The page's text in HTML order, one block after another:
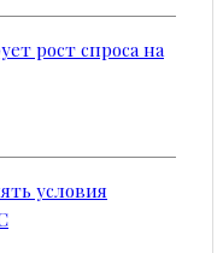
рост спроса на
условия